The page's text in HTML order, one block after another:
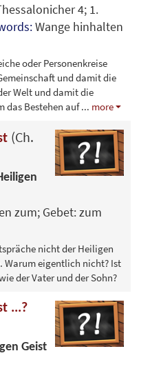
4; 1.
Wange hinhalten
oder Personenkreise
und damit die
Welt und damit die
das Bestehen auf... more
(Ch.
zum; Gebet: zum
nicht der Heiligen
Warum eigentlich nicht? Ist
der Vater und der Sohn?
...?
Geist